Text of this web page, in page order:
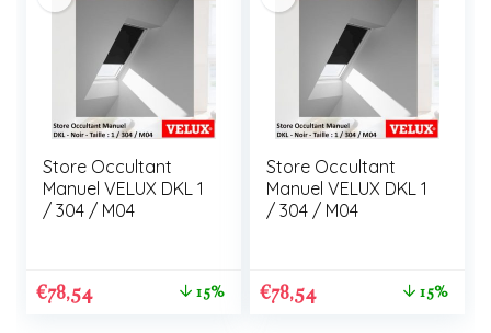
Store Occultant
Manuel VELUX DKL 1
/ 304 / M04
€78,54 15%
Store Occultant
Manuel VELUX DKL 1
/ 304 / M04
€78,54 15%